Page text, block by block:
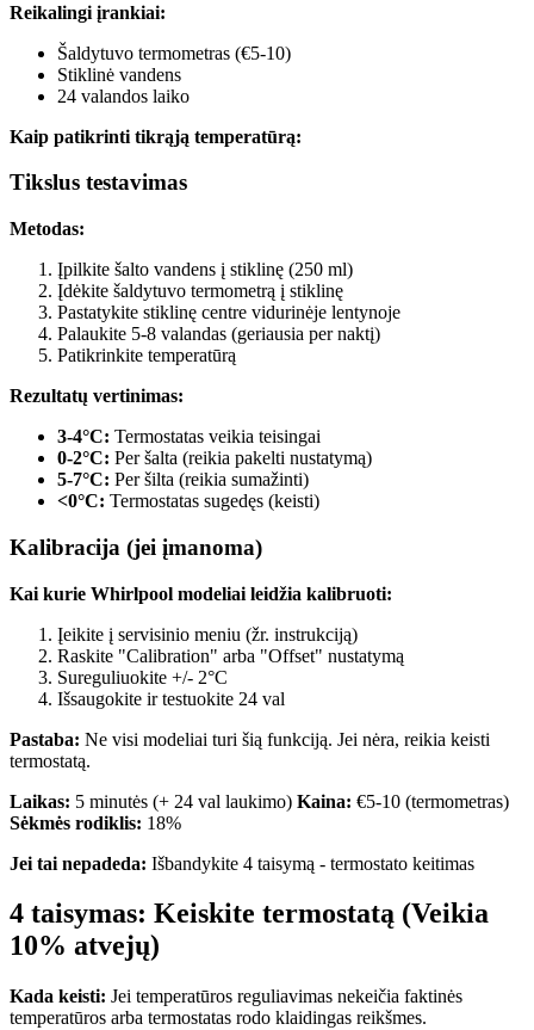
Reikalingi įrankiai:
Šaldytuvo termometras (€5-10)
Stiklinė vandens
24 valandos laiko
Kaip patikrinti tikrąją temperatūrą:
Tikslus testavimas
Metodas:
Įpilkite šalto vandens į stiklinę (250 ml)
Įdėkite šaldytuvo termometrą į stiklinę
Pastatykite stiklinę centre vidurinėje lentynoje
Palaukite 5-8 valandas (geriausia per naktį)
Patikrinkite temperatūrą
Rezultatų vertinimas:
3-4°C: Termostatas veikia teisingai
0-2°C: Per šalta (reikia pakelti nustatymą)
5-7°C: Per šilta (reikia sumažinti)
<0°C: Termostatas sugedęs (keisti)
Kalibracija (jei įmanoma)
Kai kurie Whirlpool modeliai leidžia kalibruoti:
Įeikite į servisinio meniu (žr. instrukciją)
Raskite "Calibration" arba "Offset" nustatymą
Sureguliuokite +/- 2°C
Išsaugokite ir testuokite 24 val
Pastaba: Ne visi modeliai turi šią funkciją. Jei nėra, reikia keisti
termostatą.
Laikas: 5 minutės (+ 24 val laukimo) Kaina: €5-10 (termometras)
Sėkmės rodiklis: 18%
Jei tai nepadeda: Išbandykite 4 taisymą - termostato keitimas
4 taisymas: Keiskite termostatą (Veikia
10% atvejų)
Kada keisti: Jei temperatūros reguliavimas nekeičia faktinės
temperatūros arba termostatas rodo klaidingas reikšmes.